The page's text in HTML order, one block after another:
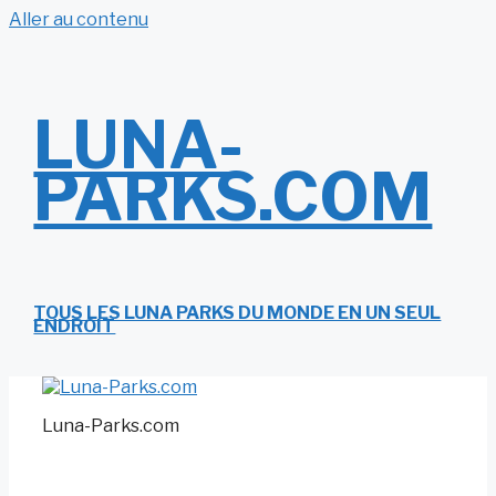
Aller au contenu
LUNA-
PARKS.COM
TOUS LES LUNA PARKS DU MONDE EN UN SEUL
ENDROIT
Luna-Parks.com